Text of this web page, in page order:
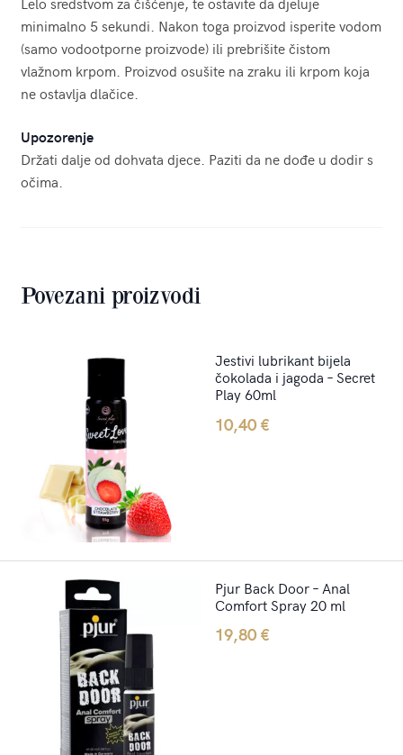
minimalno 5 sekundi. Nakon toga proizvod isperite vodom
(samo vodootporne proizvode) ili prebrišite čistom
vlažnom krpom. Proizvod osušite na zraku ili krpom koja
ne ostavlja dlačice.
Upozorenje
Držati dalje od dohvata djece. Paziti da ne dođe u dodir s
očima.
Povezani proizvodi
Jestivi lubrikant bijela
čokolada i jagoda – Secret
Play 60ml
10,40€
Pjur Back Door – Anal
Comfort Spray 20 ml
19,80€